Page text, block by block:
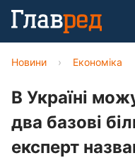
Новини › Економіка
В Україні
два базові
експерт